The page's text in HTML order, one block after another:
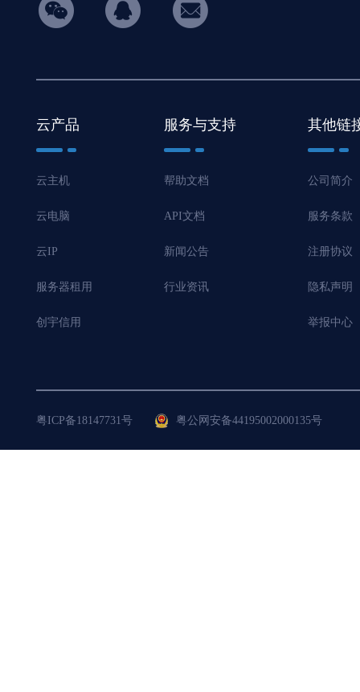
hicon34
云产品
云主机
云电脑
云IP
服务器租用
创宇信用
服务与支持
帮助文档
API文档
新闻公告
行业资讯
其他链
公司简介
服务条款
注册协议
隐私声明
举报中心
粤ICP备18147731号 粤公网安备44195002000135号